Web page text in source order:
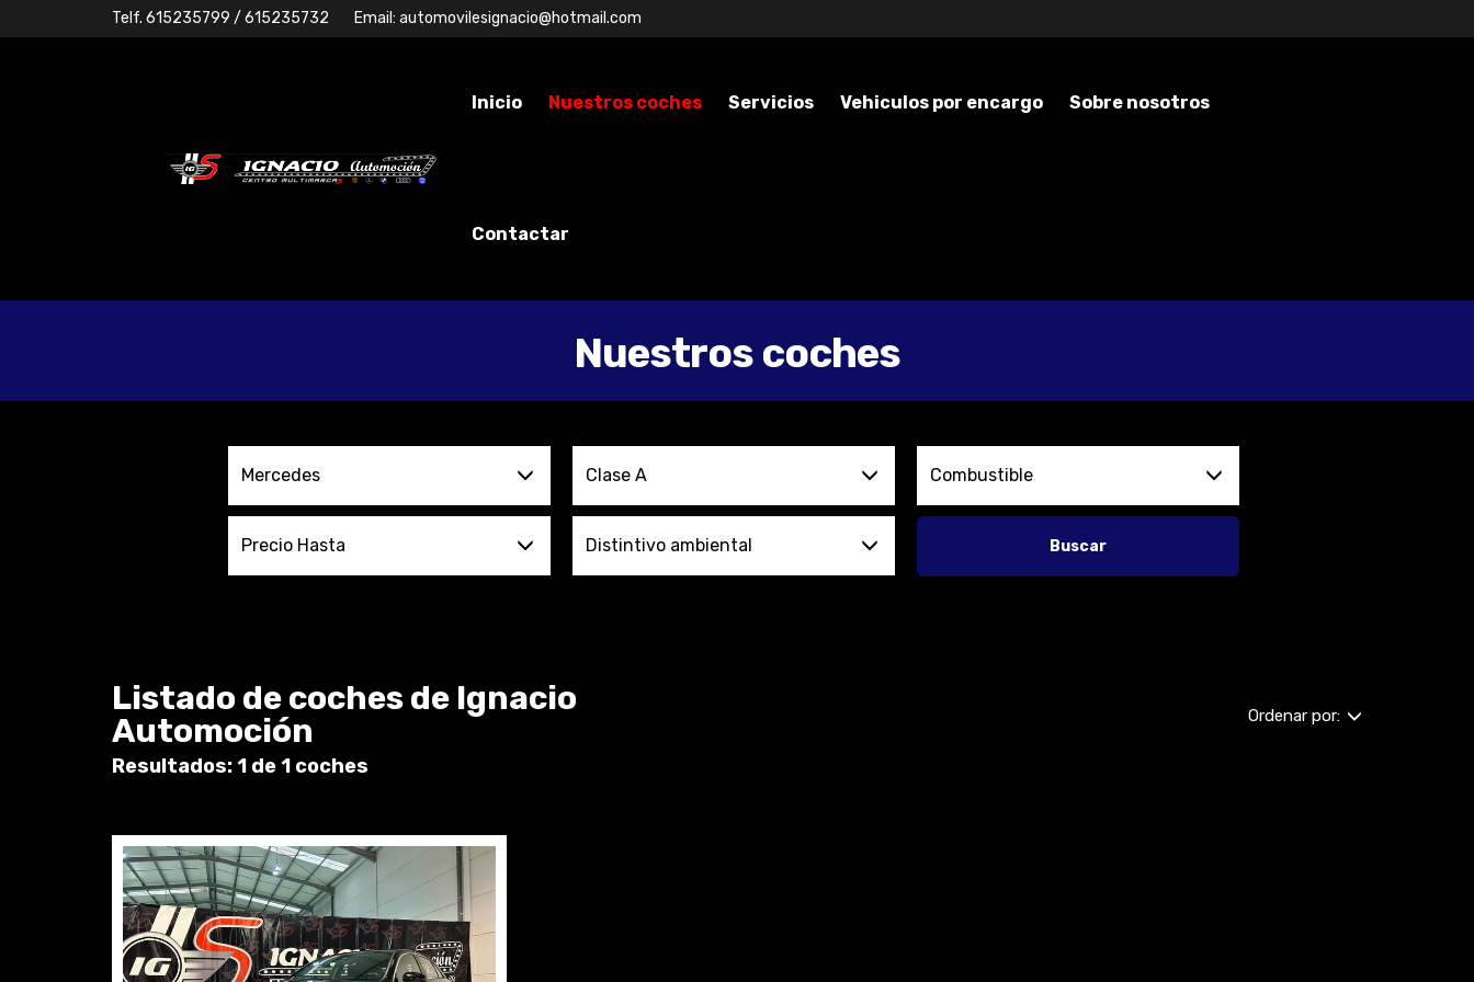
Telf. 615235799 / 615235732 Email: automovilesignacio@hotmail.com
Inicio Nuestros coches Servicios Vehiculos por encargo Sobre nosotros
Contactar
Nuestros coches
Mercedes Clase A Combustible
Precio Hasta Distintivo ambiental Buscar
Listado de coches de Ignacio
Automoción
Resultados: 1 de 1 coches
Ordenar por: